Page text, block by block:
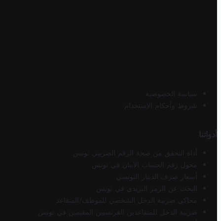
سياسة الخصوصية
شروط وأحكام الاستخدام
أدواتنا
أداة التحقق من صحة الرقم الضريبي تونس
محول رقم الحساب الآيبان في تونس
أسعار صرف الدينار التونسي
البحث عن الرمز البريدي في تونس
محاكي ضريبة الدخل الشخصي للموظف/المتقاعد
ضريبة الدخل للمتقاعدين الفرنسيين المقيمين في تونس